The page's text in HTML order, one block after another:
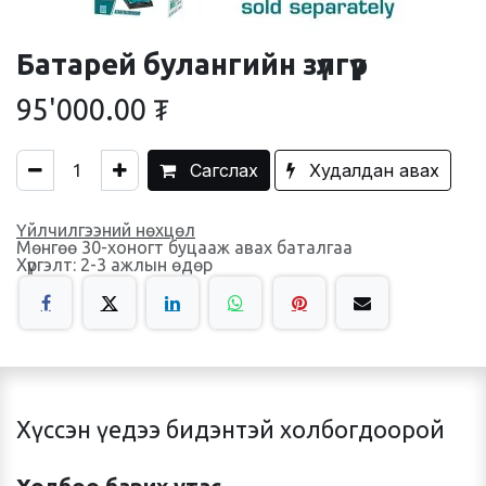
Батарей булангийн зүлгүүр
95'000.00 ₮
Сагслах Худалдан авах
Үйлчилгээний нөхцөл
Мөнгөө 30-хоногт буцааж авах баталгаа
Хүргэлт: 2-3 ажлын өдөр
Хүссэн үедээ бидэнтэй холбогдоорой